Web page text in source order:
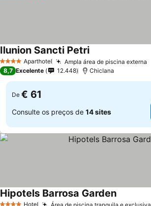
4 EstrelasAparthotel Ampla área de piscina externa
Ilunion Sancti Petri
8,7 Excelente 12.448 Chiclana
De € 61
Consulte os preços de 14 sites
Hotel Área de piscina tranquila e exclusiva
Hipotels Barrosa Garden